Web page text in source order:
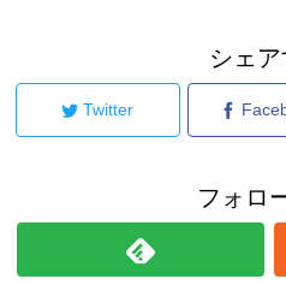
シェア
Twitter
フォロ